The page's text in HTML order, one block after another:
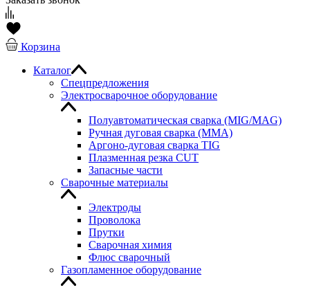
Корзина
Каталог
Спецпредложения
Электросварочное оборудование
Полуавтоматическая сварка (MIG/MAG)
Ручная дуговая сварка (MMA)
Аргоно-дуговая сварка TIG
Плазменная резка CUT
Запасные части
Сварочные материалы
Электроды
Проволока
Прутки
Сварочная химия
Флюс сварочный
Газопламенное оборудование